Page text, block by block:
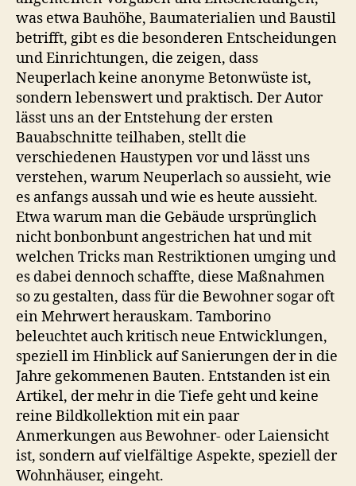
was etwa Bauhöhe, Baumaterialien und Baustil
betrifft, gibt es die besonderen Entscheidungen
und Einrichtungen, die zeigen, dass
Neuperlach keine anonyme Betonwüste ist,
sondern lebenswert und praktisch. Der Autor
lässt uns an der Entstehung der ersten
Bauabschnitte teilhaben, stellt die
verschiedenen Haustypen vor und lässt uns
verstehen, warum Neuperlach so aussieht, wie
es anfangs aussah und wie es heute aussieht.
Etwa warum man die Gebäude ursprünglich
nicht bonbonbunt angestrichen hat und mit
welchen Tricks man Restriktionen umging und
es dabei dennoch schaffte, diese Maßnahmen
so zu gestalten, dass für die Bewohner sogar oft
ein Mehrwert herauskam. Tamborino
beleuchtet auch kritisch neue Entwicklungen,
speziell im Hinblick auf Sanierungen der in die
Jahre gekommenen Bauten. Entstanden ist ein
Artikel, der mehr in die Tiefe geht und keine
reine Bildkollektion mit ein paar
Anmerkungen aus Bewohner- oder Laiensicht
ist, sondern auf vielfältige Aspekte, speziell der
Wohnhäuser, eingeht.